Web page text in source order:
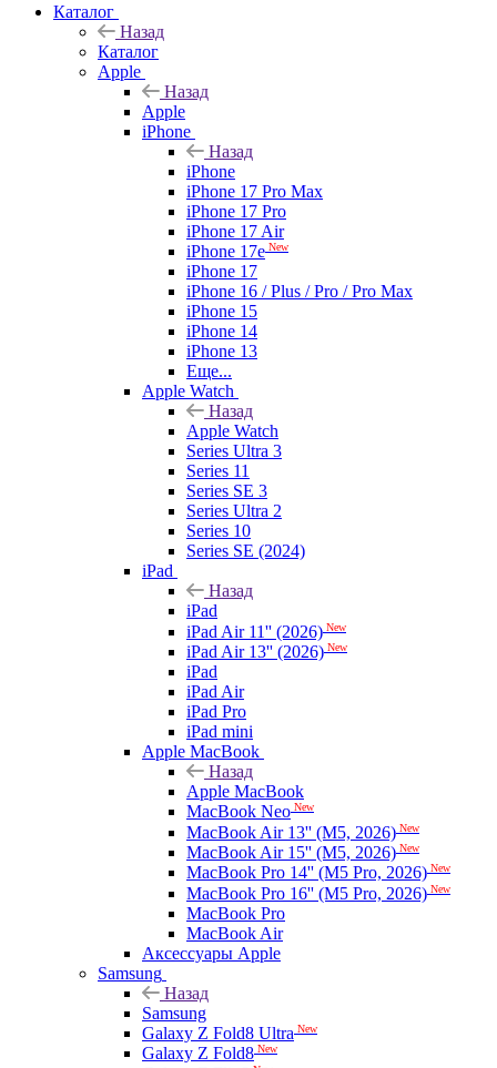
Каталог
Назад
Каталог
Apple
Назад
Apple
iPhone
Назад
iPhone
iPhone 17 Pro Max
iPhone 17 Pro
iPhone 17 Air
iPhone 17e New
iPhone 17
iPhone 16 / Plus / Pro / Pro Max
iPhone 15
iPhone 14
iPhone 13
Еще...
Apple Watch
Назад
Apple Watch
Series Ultra 3
Series 11
Series SE 3
Series Ultra 2
Series 10
Series SE (2024)
iPad
Назад
iPad
iPad Air 11'' (2026) New
iPad Air 13'' (2026) New
iPad
iPad Air
iPad Pro
iPad mini
Apple MacBook
Назад
Apple MacBook
MacBook Neo New
MacBook Air 13'' (M5, 2026) New
MacBook Air 15'' (M5, 2026) New
MacBook Pro 14'' (M5 Pro, 2026) New
MacBook Pro 16'' (M5 Pro, 2026) New
MacBook Pro
MacBook Air
Аксессуары Apple
Samsung
Назад
Samsung
Galaxy Z Fold8 Ultra New
Galaxy Z Fold8 New